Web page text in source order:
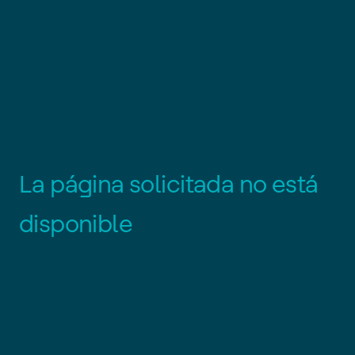
La página solicitada no está
disponible